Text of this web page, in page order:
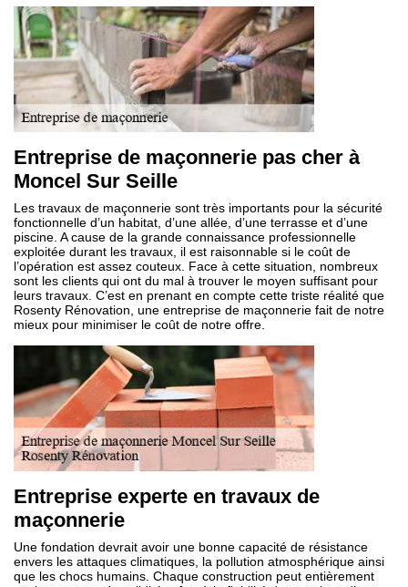
Entreprise de maçonnerie pas cher à
Moncel Sur Seille
Les travaux de maçonnerie sont très importants pour la sécurité
fonctionnelle d’un habitat, d’une allée, d’une terrasse et d’une
piscine. A cause de la grande connaissance professionnelle
exploitée durant les travaux, il est raisonnable si le coût de
l’opération est assez couteux. Face à cette situation, nombreux
sont les clients qui ont du mal à trouver le moyen suffisant pour
leurs travaux. C’est en prenant en compte cette triste réalité que
Rosenty Rénovation, une entreprise de maçonnerie fait de notre
mieux pour minimiser le coût de notre offre.
Entreprise experte en travaux de
maçonnerie
Une fondation devrait avoir une bonne capacité de résistance
envers les attaques climatiques, la pollution atmosphérique ainsi
que les chocs humains. Chaque construction peut entièrement